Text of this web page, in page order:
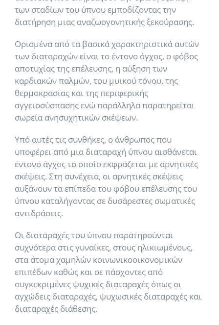
των σταδίων του ύπνου εμποδίζοντας την
διατήρηση μιας αναζωογονητικής ξεκούρασης.
Ορισμένα από τα βασικά χαρακτηριστικά αυτών
των διαταραχών είναι το έντονο άγχος, ο φόβος
αποτυχίας της επέλευσης, η αύξηση των
καρδιακών παλμών, του μυικού τόνου, της
θερμοκρασίας και της περιφερικής
αγγειοσύσπασης ενώ παράλληλα παρατηρείται
σωρεία ανησυχητικών σκέψεων.
Υπό αυτές τις συνθήκες, ο άνθρωπος που
υποφέρει από μια διαταραχή ύπνου αισθάνεται
έντονο άγχος το οποίο εκφράζεται με αρνητικές
σκέψεις. Στη συνέχεια, οι αρνητικές σκέψεις
αυξάνουν τα επίπεδα του φόβου επέλευσης του
ύπνου καταλήγοντας σε δυσάρεστες σωματικές
αντιδράσεις.
Οι διαταραχές του ύπνου παρατηρούνται
συχνότερα στις γυναίκες, στους ηλικιωμένους,
στα άτομα χαμηλών κοινωνικοοικονομικών
επιπέδων καθώς και σε πάσχοντες από
συγκεκριμένες ψυχικές διαταραχές όπως οι
αγχώδεις διαταραχές, ψυχωσικές διαταραχές και
διαταραχές διάθεσης.